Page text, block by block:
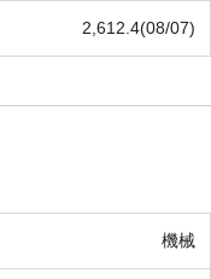
2,612.4(08/07)
機械